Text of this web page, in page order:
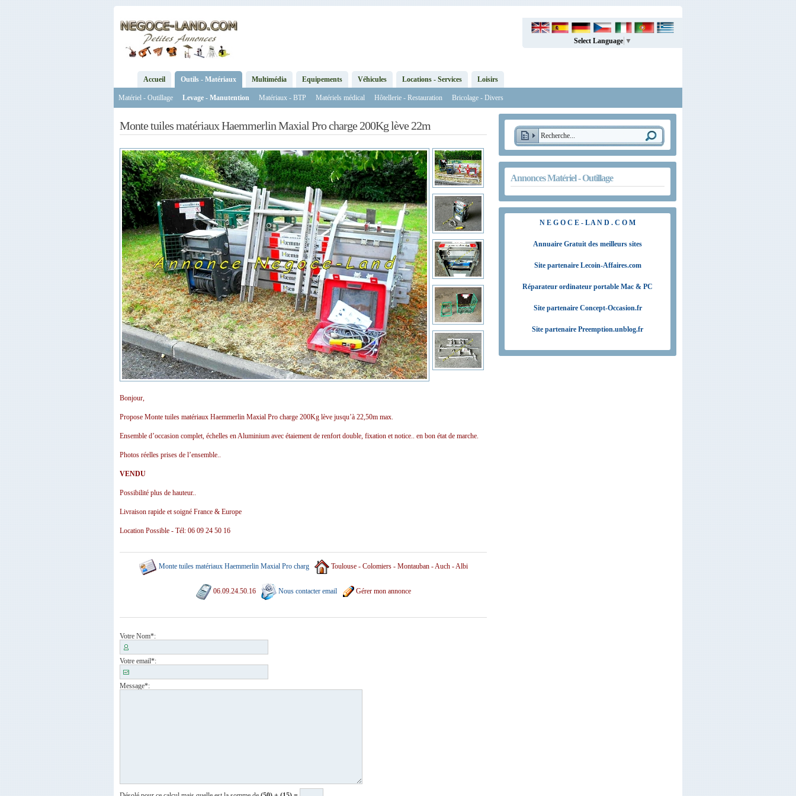
Select Language ▼
Accueil Outils - Matériaux Multimédia Equipements Véhicules Locations - Services Loisirs
Matériel - Outillage Levage - Manutention Matériaux - BTP Matériels médical Hôtellerie - Restauration Bricolage - Divers
Monte tuiles matériaux Haemmerlin Maxial Pro charge 200Kg lève 22m
Bonjour,
Propose Monte tuiles matériaux Haemmerlin Maxial Pro charge 200Kg lève jusqu’à 22,50m max.
Ensemble d’occasion complet, échelles en Aluminium avec étaiement de renfort double, fixation et notice.. en bon état de marche.
Photos réelles prises de l’ensemble..
VENDU
Possibilité plus de hauteur..
Livraison rapide et soigné France & Europe
Location Possible - Tél: 06 09 24 50 16
Monte tuiles matériaux Haemmerlin Maxial Pro charg Toulouse - Colomiers - Montauban - Auch - Albi
06.09.24.50.16 Nous contacter email Gérer mon annonce
Votre Nom*:
Votre email*:
Message*:
Annonces Matériel - Outillage
N E G O C E - L A N D . C O M
Annuaire Gratuit des meilleurs sites
Site partenaire Lecoin-Affaires.com
Réparateur ordinateur portable Mac & PC
Site partenaire Concept-Occasion.fr
Site partenaire Preemption.unblog.fr